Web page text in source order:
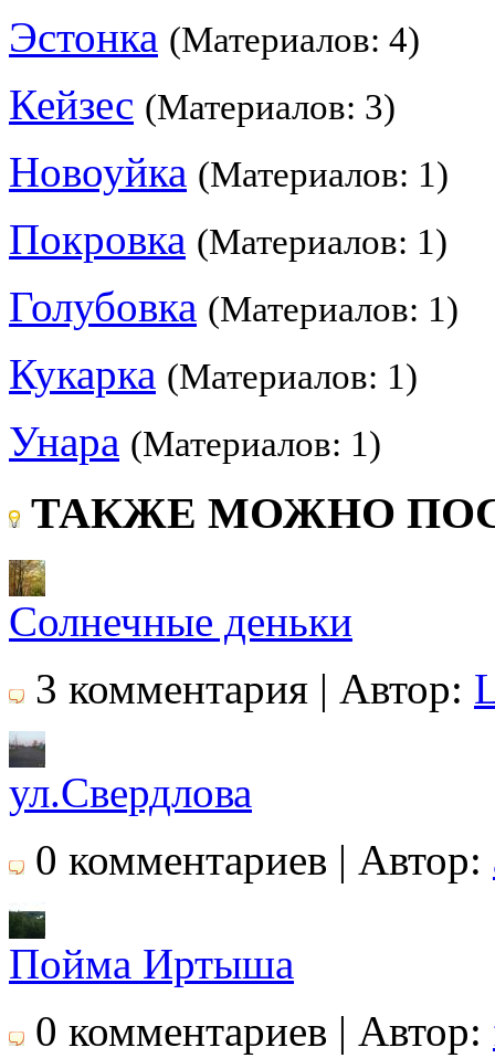
Эстонка (Материалов: 4)
Кейзес (Материалов: 3)
Новоуйка (Материалов: 1)
Покровка (Материалов: 1)
Голубовка (Материалов: 1)
Кукарка (Материалов: 1)
Унара (Материалов: 1)
ТАКЖЕ МОЖНО
Солнечные деньки
3 комментария | Автор:
ул.Свердлова
0 комментариев | Автор:
Пойма Иртыша
0 комментариев | Автор: